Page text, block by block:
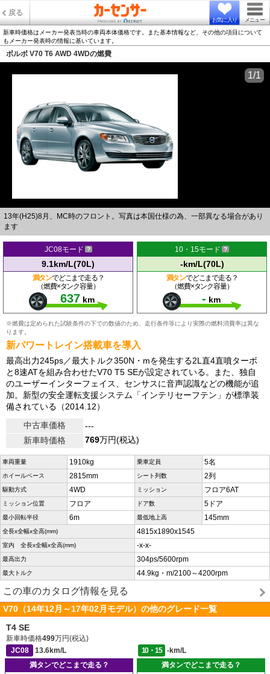
戻る
お気に入り メニュー
新車時価格はメーカー発表当時の車両本体価格です。また基本情報など、その他の項目について
もメーカー発表時の情報に基いています。
ボルボ V70 T6 AWD 4WDの燃費
13年(H25)8月、MC時のフロント。写真は本国仕様の為、一部異なる場合があり
ます
1/1
JC08モード
9.1km/L(70L)
満タンでどこまで走る？
（燃費×タンク容量）
637 km
10・15モード
-km/L(70L)
満タンでどこまで走る？
（燃費×タンク容量）
- km
※燃費は定められた試験条件の下での数値のため、走行条件等により実際の燃料消費率は異な
ります。
新パワートレイン搭載車を導入
最高出力245ps／最大トルク350N・mを発生する2L直4直噴ターボ
と8速ATを組み合わせたV70 T5 SEが設定されている。また、独自
のユーザーインターフェイス、センサスに音声認識などの機能が追
加。新型の安全運転支援システム「インテリセーフテン」が標準装
備されている（2014.12）
中古車価格
---
新車時価格
769万円(税込)
車両重量 1910kg 乗車定員 5名
ホイールベース 2815mm シート列数 2列
駆動方式 4WD ミッション フロア6AT
ミッション位置 フロア ドア数 5ドア
最小回転半径 6m 最低地上高 145mm
全長x全幅x全高(mm) 4815x1890x1545
室内 全長x全幅x全高(mm) -x-x-
最高出力 304ps/5600rpm
最大トルク 44.9kg・m/2100～4200rpm
この車のカタログ情報を見る
V70（14年12月～17年02月モデル）の他のグレード一覧
T4 SE
新車時価格499万円(税込)
JC08
13.6km/L 10・15
-km/L
満タンでどこまで走る？
満タンでどこまで走る？